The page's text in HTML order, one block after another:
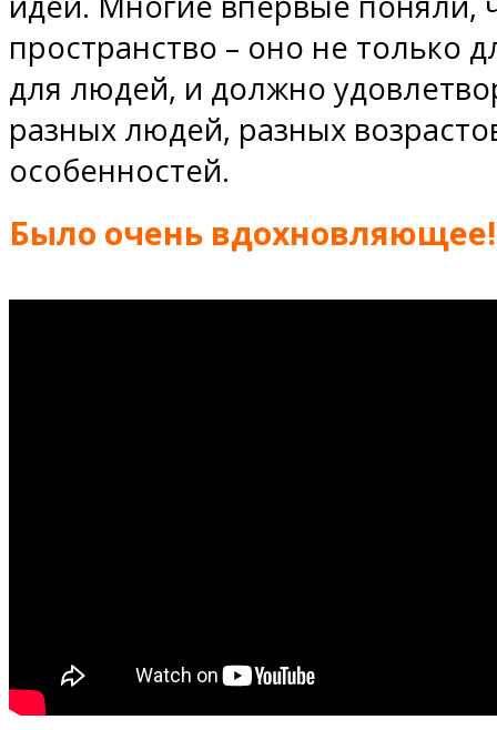
пространство – оно не только
для людей, и должно
разных людей, разных
особенностей.
Было очень вдохновляющее!